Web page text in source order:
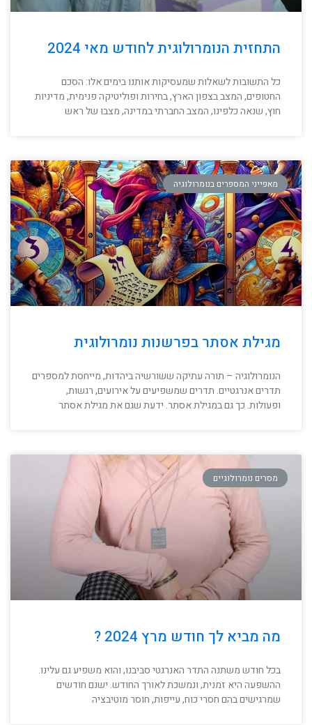
התחזית הנומרולוגית לחודש מאי 2024
כל התשובות לשאלות שמעסיקות אותנו בימים אלו: הסכם
החטופים, המצב בצפון הארץ, בחירות ופוליטיקה פנימית, מדיניות
חוץ, שנאה כלפינו, המצב החברתי במדינה, מצבו של ראש
מאפייני המספרים בנומרולוגיה
מגילת אסתר בפרשנות נומרולוגית
הנומרולוגיה – תורה עתיקה ששורשיה ביהדות, מייחסת למספרים
תדרים אנרגטיים. תדרים שמשפיעים על אירועים, רגשות,
ופעולות. כך גם במגילת אסתר. ידעת שגם את מגילת אסתר
מסרים נומרולוגיים
מה מביא לך חודש מרץ 2024 ?
בכל חודש משתנה התדר האנרגטי סביבנו, והוא משפיע גם עלינו.
ההשפעה היא זמנית, ונמשכת לאורך החודש. ישנם חודשים
שמרגישים בהם חסרי כוח, עייפות, חוסר מוטיבציה